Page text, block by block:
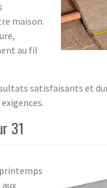
maison.
au fil
satisfaisants et
31